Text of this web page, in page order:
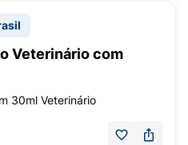
Veterinário com
30ml Veterinário